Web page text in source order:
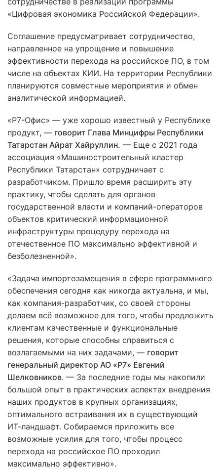
«Цифровая экономика Российской Федерации».
Соглашение предусматривает сотрудничество,
направленное на упрощение и повышение
эффективности перехода на российское ПО, в том
числе на объектах КИИ. На территории Республики
планируются совместные мероприятия и обмен
аналитической информацией.
«Р7-Офис» — уже хорошо известный у Республике
продукт, — говорит Глава Минцифры Республики
Татарстан Айрат Хайруллин. — Еще с 2021 года
ассоциация «Машиностроительный кластер
Республики Татарстан» сотрудничает с
разработчиком. Пришло время расширить эту
практику, чтобы сделать для органов
государственной власти и компаний-операторов
объектов критический информационной
инфраструктуры процедуру перехода на
отечественное ПО максимально эффективной и
безболезненной».
«Задача импортозамещения в сфере программного
обеспечения сегодня как никогда актуальна, и мы,
как компания-разработчик, со своей стороны
делаем всё возможное для того, чтобы предложить
клиентам качественные и функциональные
решения, которые способны справиться с
возлагаемыми на них задачами, — говорит
генеральный директор АО «Р7» Евгений
Шелковников. — За последние годы мы накопили
большой опыт в практических аспектах внедрения
наших продуктов в крупных организациях,
оптимального встраивания их в существующий
ИТ-ландшафт. Собираемся приложить все
возможные усилия для того, чтобы процесс
перехода на российское ПО проходил
максимально эффективно».